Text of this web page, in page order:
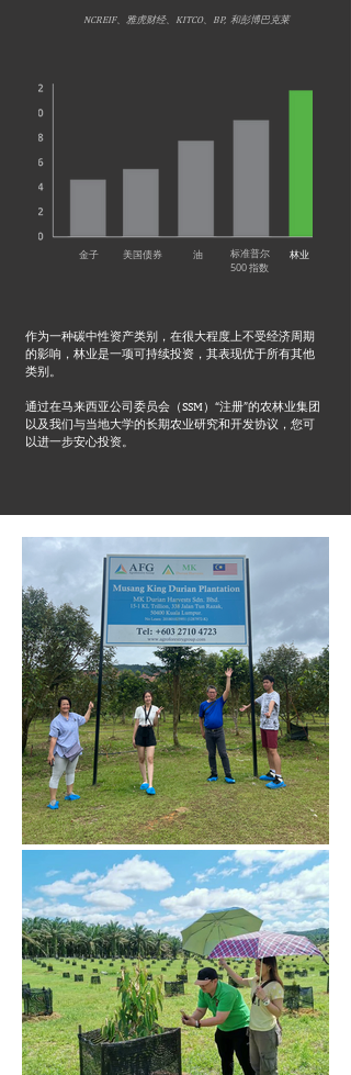
NCREIF、雅虎财经、KITCO、BP, 和彭博巴克莱
金子 美国债券 油
标准普尔
500 指数
林业
作为一种碳中性资产类别，在很大程度上不受经济周期
的影响，林业是一项可持续投资，其表现优于所有其他
类别。
通过在马来西亚公司委员会（SSM）“注册”的农林业集团
以及我们与当地大学的长期农业研究和开发协议，您可
以进一步安心投资。